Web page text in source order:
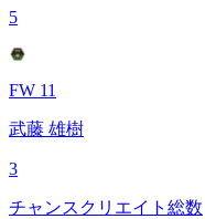
5
FW 11
武藤 雄樹
3
チャンスクリエイト総数